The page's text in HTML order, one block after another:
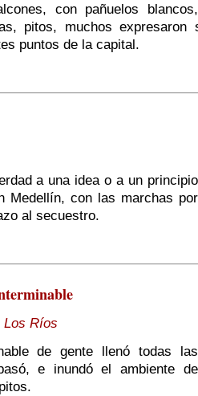
con pañuelos blancos,
pitos, muchos
puntos de la capital.
a una idea o a un principio
Medellín, con las marchas por
al secuestro.
Los Ríos
de gente llenó todas las
e inundó el ambiente de